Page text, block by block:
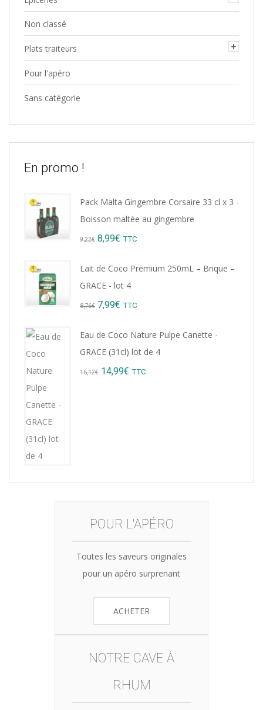
Non classé
Plats traiteurs
Pour l'apéro
Sans catégorie
En promo !
Pack Malta Gingembre Corsaire 33 cl x 3 -
Boisson maltée au gingembre
9,22€ Original
8,99€ Current
TTC
Lait de Coco Premium 250mL – Brique –
GRACE - lot 4
8,76€ Original
7,99€ Current
TTC
Eau de Coco Nature Pulpe Canette -
GRACE (31cl) lot de 4
15,12€ Original
14,99€ Current
TTC
POUR L'APÉRO
Toutes les saveurs originales
pour un apéro surprenant
ACHETER
NOTRE CAVE À
RHUM